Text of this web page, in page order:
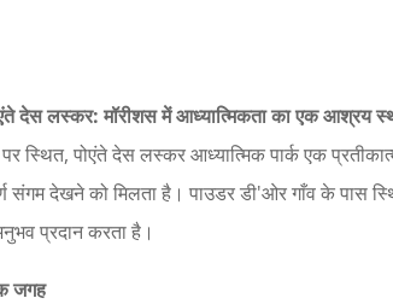
देस लस्कर: मॉरीशस में आध्यात्मिकता का एक आश्रय
स्थित, पोएंते देस लस्कर आध्यात्मिक पार्क एक
संगम देखने को मिलता है। पाउडर डी'ओर गाँव के
प्रदान करता है।
जगह